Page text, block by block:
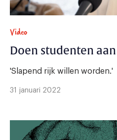
Video
Doen studenten
'Slapend rijk willen worden.'
31 januari 2022